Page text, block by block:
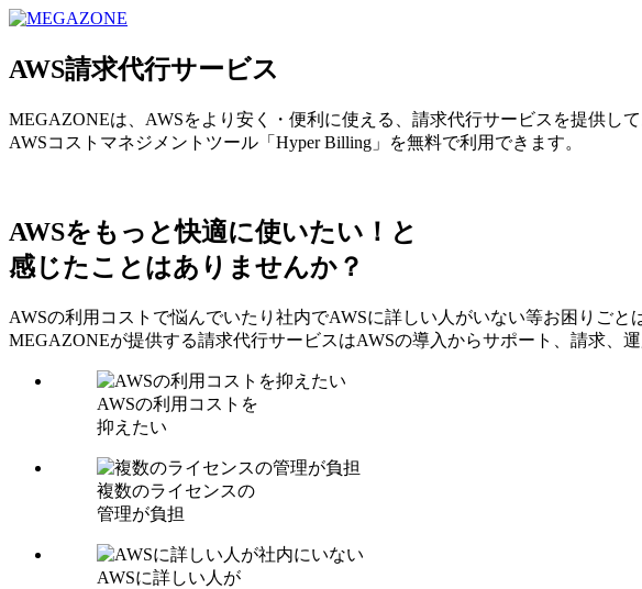
AWS請求代行サービス
MEGAZONEは、AWSをより安く・便利に使える、請求代行サービスを提供し
AWSコストマネジメントツール「Hyper Billing」を無料で利用できます。
AWSをもっと快適に使いたい！と
感じたことはありませんか？
AWSの利用コストで悩んでいたり社内でAWSに詳しい人がいない等お困りごと
MEGAZONEが提供する請求代行サービスはAWSの導入からサポート、請求、
AWSの利用コストを
抑えたい
複数のライセンスの
管理が負担
AWSに詳しい人が